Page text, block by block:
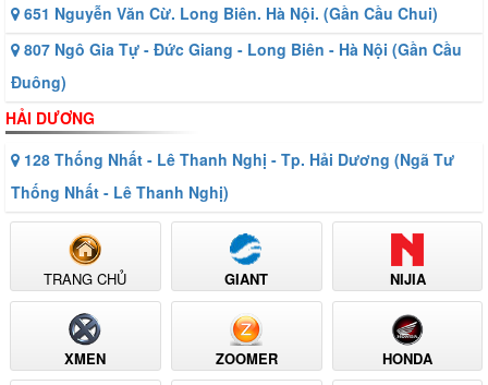
651 Nguyễn Văn Cừ. Long Biên. Hà Nội. (Gần Cầu Chui)
807 Ngô Gia Tự - Đức Giang - Long Biên - Hà Nội (Gần Cầu
Đuông)
HẢI DƯƠNG
128 Thống Nhất - Lê Thanh Nghị - Tp. Hải Dương (Ngã Tư
Thống Nhất - Lê Thanh Nghị)
TRANG CHỦ GIANT NIJIA
XMEN ZOOMER HONDA